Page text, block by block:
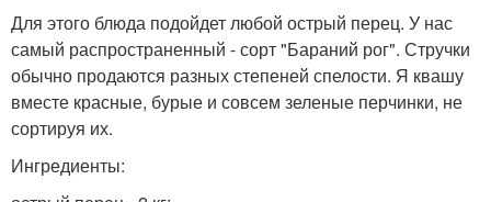
Для этого блюда подойдет любой острый перец. У нас
самый распространенный - сорт "Бараний рог". Стручки
обычно продаются разных степеней спелости. Я квашу
вместе красные, бурые и совсем зеленые перчинки, не
сортируя их.
Ингредиенты: